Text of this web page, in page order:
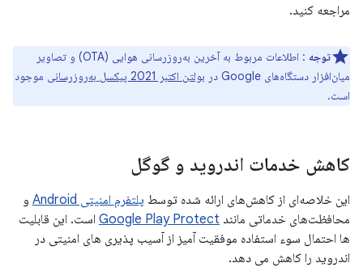
مراجعه کنید.
توجه
: اطلاعات مربوط به آخرین به‌روزرسانی هوایی (OTA) و تصاویر
میان‌افزار دستگاه‌های Google در
بولتن اکتبر 2021 پیکسل به‌روزرسانی
موجود
است.
کاهش خدمات اندروید و گوگل
این خلاصه‌ای از کاهش‌های ارائه شده توسط پلتفرم امنیتی Android
و
محافظت‌های خدماتی مانند Google Play Protect است. این قابلیت
ها احتمال سوء استفاده موفقیت آمیز از آسیب پذیری های امنیتی در
اندروید را کاهش می دهد.